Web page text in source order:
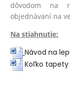
dôvodom na
objednávaní na
Na stiahnutie:
Návod na
Koľko